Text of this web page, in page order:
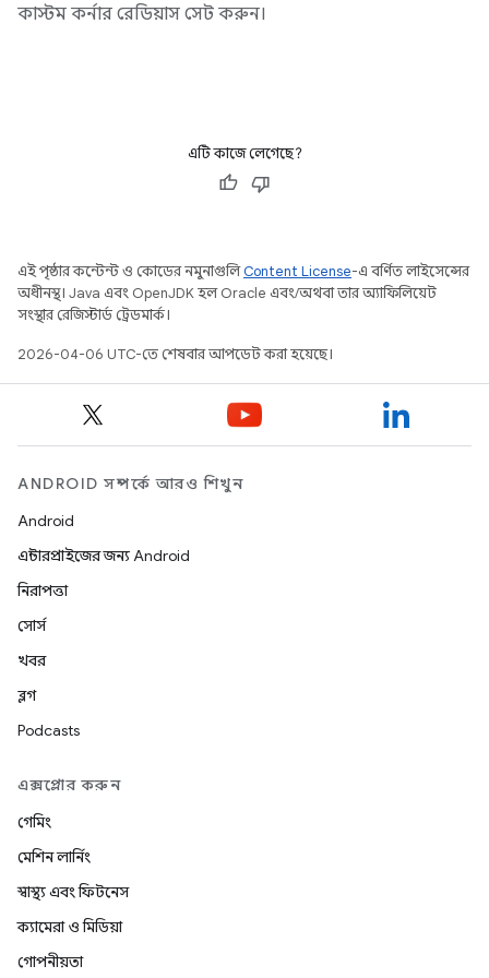
কাস্টম কর্নার রেডিয়াস সেট করুন।
এটি কাজে লেগেছে?
এই পৃষ্ঠার কন্টেন্ট ও কোডের নমুনাগুলিContent License-এ বর্ণিত লাইসেন্সের
অধীনস্থ। Java এবং OpenJDK হল Oracle এবং/অথবা তার অ্যাফিলিয়েট
সংস্থার রেজিস্টার্ড ট্রেডমার্ক।
2026-04-06 UTC-তে শেষবার আপডেট করা হয়েছে।
ANDROID সম্পর্কে আরও শিখুন
Android
এন্টারপ্রাইজের জন্য Android
নিরাপত্তা
সোর্স
খবর
ব্লগ
Podcasts
এক্সপ্লোর করুন
গেমিং
মেশিন লার্নিং
স্বাস্থ্য এবং ফিটনেস
ক্যামেরা ও মিডিয়া
গোপনীয়তা